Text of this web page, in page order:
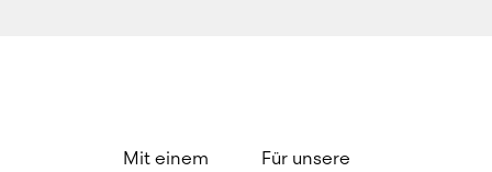
Mit einem
Für unsere